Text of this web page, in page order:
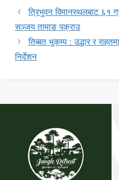
त्रिभुवन विमानस्थलबाट ६१
सञ्जय तामाङ पक्राउ
तिब्बत भूकम्प : उद्धार र
निर्देशन